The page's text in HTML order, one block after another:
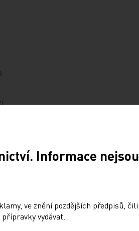
Informace nejsou
ve znění pozdějších předpisů, čili
vydávat.